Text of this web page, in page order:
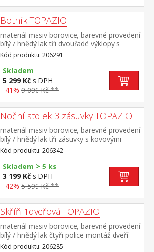
Botník TOPAZIO
materiál masiv borovice, barevné provedení
bílý / hnědý lak tři dvouřadé výklopy s
kovovými úchytkami
Kód produktu: 206291
Skladem
5 299 Kč s DPH
-41% 9 090 Kč **
Noční stolek 3 zásuvky TOPAZIO
materiál masiv borovice, barevné provedení
bílý / hnědý lak tři zásuvky s kovovými
úchytkami a pojezdy
Kód produktu: 206342
Skladem > 5 ks
3 199 Kč s DPH
-42% 5 599 Kč **
Skříň 1dveřová TOPAZIO
materiál masiv borovice, barevné provedení
bílý / hnědý lak čtyři police montáž dveří
možná na pravou i levou stranu
Kód produktu: 206285